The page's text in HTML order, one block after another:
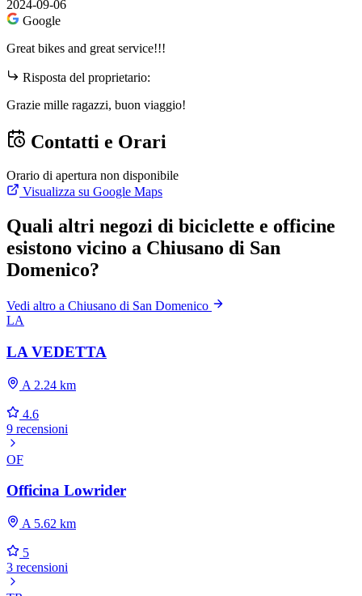
2024-09-06
Google
Great bikes and great service!!!
Risposta del proprietario:
Grazie mille ragazzi, buon viaggio!
Contatti e Orari
Orario di apertura non disponibile
Visualizza su Google Maps
Quali altri negozi di biciclette e officine
esistono vicino a Chiusano di San
Domenico?
Vedi altro a Chiusano di San Domenico
LA
LA VEDETTA
A 2.24 km
4.6
9 recensioni
OF
Officina Lowrider
A 5.62 km
5
3 recensioni